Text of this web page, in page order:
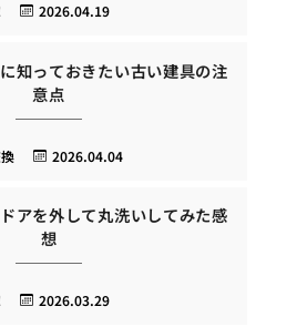
2026.04.19
知っておきたい古い建具の注
意点
2026.04.04
アを外して丸洗いしてみた感
想
2026.03.29